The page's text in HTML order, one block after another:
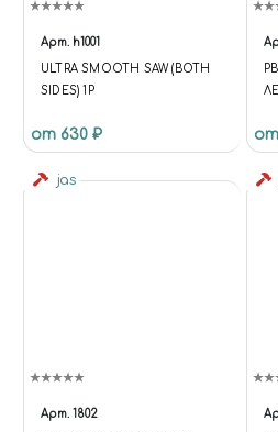
Арт. h1001
ULTRA SMOOTH SAW (BOTH
SIDES) 1P
от 630 ₽ от
jas
Арт. 1802